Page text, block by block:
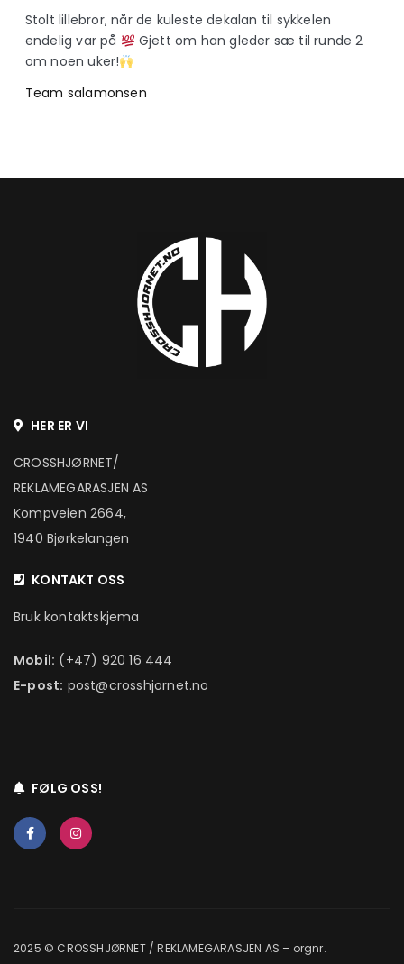
Stolt lillebror, når de kuleste dekalan til sykkelen
endelig var på
Gjett om han gleder sæ til runde 2
om noen uker!
Team salamonsen
HER ER VI
CROSSHJØRNET/
REKLAMEGARASJEN AS
Kompveien 2664,
1940 Bjørkelangen
KONTAKT OSS
Bruk kontaktskjema
Mobil: (+47) 920 16 444
E-post: post@crosshjornet.no
FØLG OSS!
2025 © CROSSHJØRNET / REKLAMEGARASJEN AS – orgnr.